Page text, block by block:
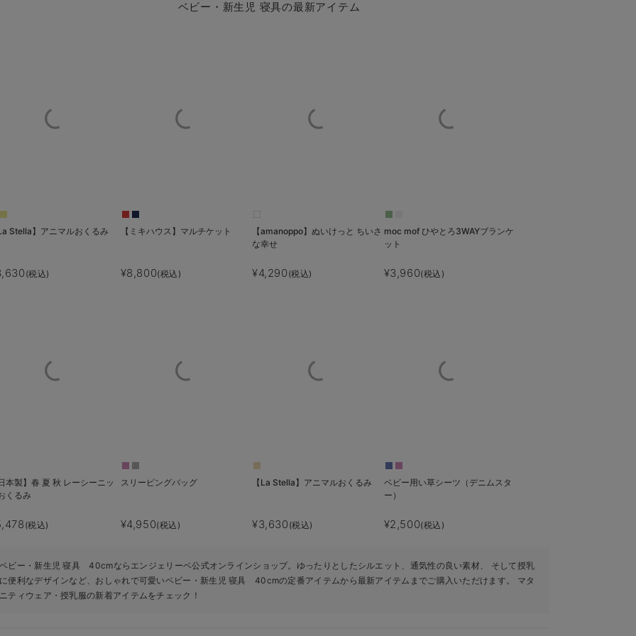
ベビー・新生児 寝具の最新アイテム
Stella】アニマルおくるみ
(税込)
【ミキハウス】マルチケット
¥8,800(税込)
【amanoppo】ぬいけっと ちいさ
な幸せ
¥4,290 (税込)
moc mof ひやとろ3WAYブランケ
ット
¥3,960(税込)
本製】春 夏 秋 レーシーニッ
くるみ
(税込)
スリーピングバッグ
¥4,950(税込)
【La Stella】アニマルおくるみ
¥3,630 (税込)
ベビー用い草シーツ（デニムスタ
ー）
¥2,500(税込)
ベビー・新生児 寝具 40cmならエンジェリーベ公式オンラインショップ。ゆったりとしたシルエット、通気性の良い素材、 そして授乳
に便利なデザインなど、おしゃれで可愛いベビー・新生児 寝具 40cmの定番アイテムから最新アイテムまでご購入いただけます。 マタ
ニティウェア・授乳服の新着アイテムをチェック！